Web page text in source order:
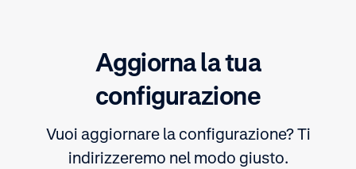
Aggiorna la tua
configurazione
Vuoi aggiornare la configurazione? Ti
indirizzeremo nel modo giusto.